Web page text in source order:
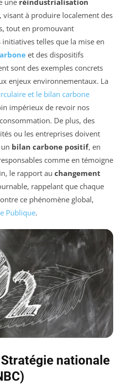
une réindustrialisation
visant à produire localement des
tout en promouvant
initiatives telles que la mise en
et des dispositifs
sont des exemples concrets
enjeux environnementaux. La
et le bilan carbone
impérieux de revoir nos
De plus, des
ou les entreprises doivent
bilan carbone positif, en
comme en témoigne
le rapport au changement
rappelant que chaque
ce phénomène global,
Publique.
nationale